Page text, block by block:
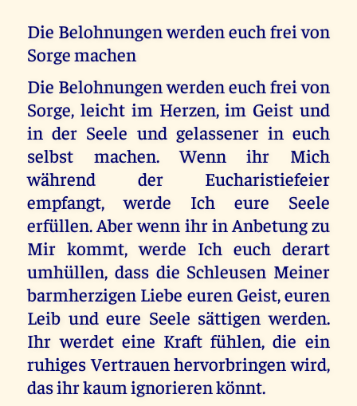
Die Belohnungen werden euch frei von
Sorge machen
Die Belohnungen werden euch frei von
Sorge, leicht im Herzen, im Geist und
in der Seele und gelassener in euch
selbst machen. Wenn ihr Mich
während der Eucharistiefeier
empfangt, werde Ich eure Seele
erfüllen. Aber wenn ihr in Anbetung zu
Mir kommt, werde Ich euch derart
umhüllen, dass die Schleusen Meiner
barmherzigen Liebe euren Geist, euren
Leib und eure Seele sättigen werden.
Ihr werdet eine Kraft fühlen, die ein
ruhiges Vertrauen hervorbringen wird,
das ihr kaum ignorieren könnt.